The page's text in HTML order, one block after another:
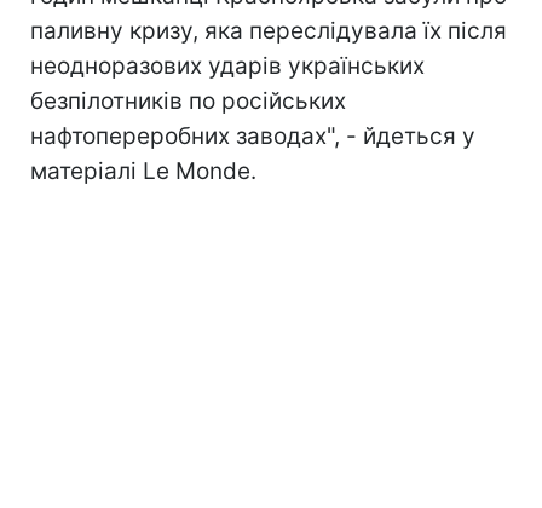
паливну кризу, яка переслідувала їх після
неодноразових ударів українських
безпілотників по російських
нафтопереробних заводах", - йдеться у
матеріалі Le Monde.